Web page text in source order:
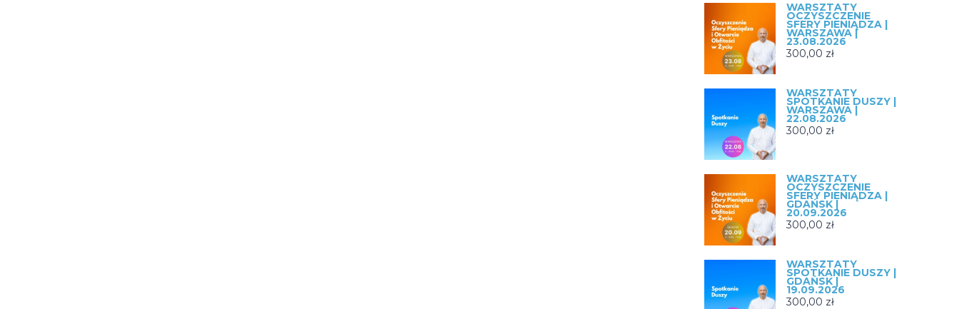
WARSZTATY
OCZYSZCZENIE
SFERY PIENIĄDZA |
WARSZAWA |
23.08.2026
300,00 zł
WARSZTATY
SPOTKANIE DUSZY |
WARSZAWA |
22.08.2026
300,00 zł
WARSZTATY
OCZYSZCZENIE
SFERY PIENIĄDZA |
GDAŃSK |
20.09.2026
300,00 zł
WARSZTATY
SPOTKANIE DUSZY |
GDAŃSK |
19.09.2026
300,00 zł